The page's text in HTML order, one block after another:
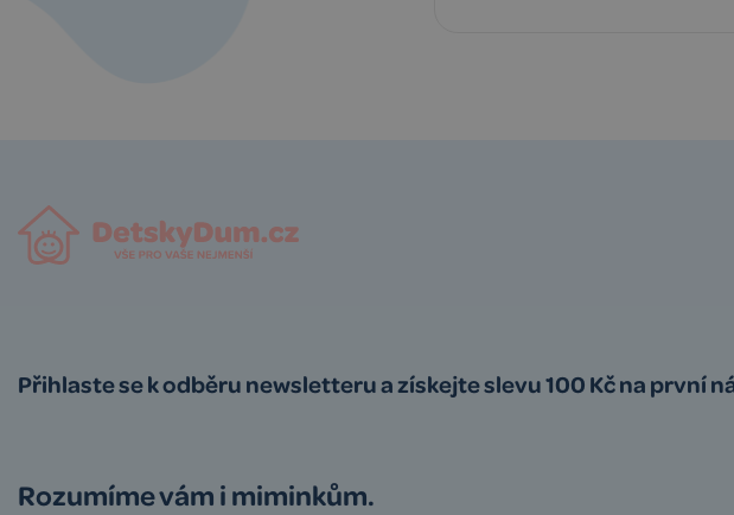
Přihlaste se k odběru newsletteru a získejte slevu 100 Kč na první
Rozumíme vám i miminkům.